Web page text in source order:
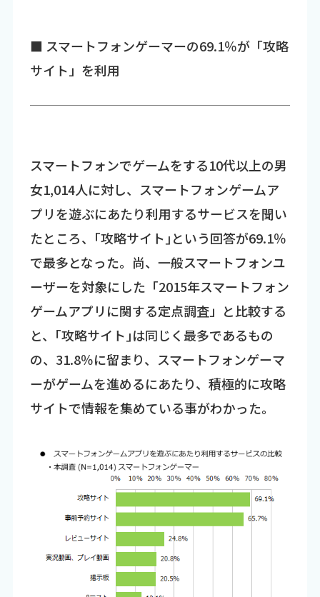
■ スマートフォンゲーマーの69.1％が「攻略
サイト」を利用
スマートフォンでゲームをする10代以上の男
女1,014人に対し、スマートフォンゲームア
プリを遊ぶにあたり利用するサービスを聞い
たところ、｢攻略サイト｣という回答が69.1％
で最多となった。尚、一般スマートフォンユ
ーザーを対象にした「2015年スマートフォン
ゲームアプリに関する定点調査」と比較する
と、｢攻略サイト｣は同じく最多であるもの
の、31.8％に留まり、スマートフォンゲーマ
ーがゲームを進めるにあたり、積極的に攻略
サイトで情報を集めている事がわかった。